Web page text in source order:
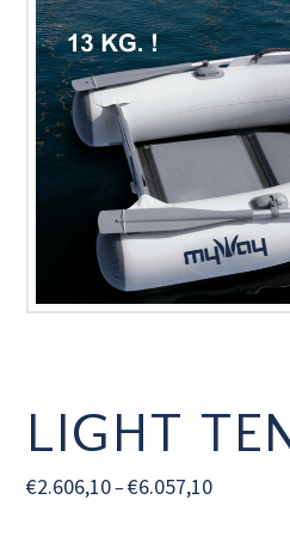
LIGHT
€2.606,10–€6.057,10